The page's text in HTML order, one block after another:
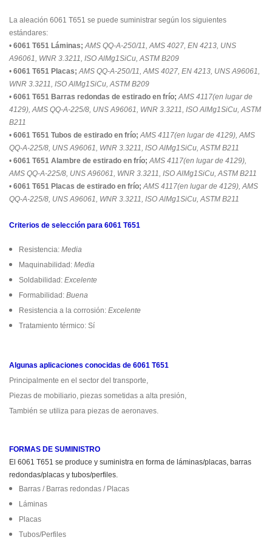
La aleación 6061 T651 se puede suministrar según los siguientes
estándares:
• 6061 T651 Láminas; AMS QQ-A-250/11, AMS 4027, EN 4213, UNS
A96061, WNR 3.3211, ISO AlMg1SiCu, ASTM B209
• 6061 T651 Placas; AMS QQ-A-250/11, AMS 4027, EN 4213, UNS A96061,
WNR 3.3211, ISO AlMg1SiCu, ASTM B209
• 6061 T651 Barras redondas de estirado en frío; AMS 4117(en lugar de
4129), AMS QQ-A-225/8, UNS A96061, WNR 3.3211, ISO AlMg1SiCu, ASTM
B211
• 6061 T651 Tubos de estirado en frío; AMS 4117(en lugar de 4129), AMS
QQ-A-225/8, UNS A96061, WNR 3.3211, ISO AlMg1SiCu, ASTM B211
• 6061 T651 Alambre de estirado en frío; AMS 4117(en lugar de 4129),
AMS QQ-A-225/8, UNS A96061, WNR 3.3211, ISO AlMg1SiCu, ASTM B211
• 6061 T651 Placas de estirado en frío; AMS 4117(en lugar de 4129), AMS
QQ-A-225/8, UNS A96061, WNR 3.3211, ISO AlMg1SiCu, ASTM B211
Criterios de selección para 6061 T651
Resistencia: Media
Maquinabilidad: Media
Soldabilidad: Excelente
Formabilidad: Buena
Resistencia a la corrosión: Excelente
Tratamiento térmico: Sí
Algunas aplicaciones conocidas de 6061 T651
Principalmente en el sector del transporte,
Piezas de mobiliario, piezas sometidas a alta presión,
También se utiliza para piezas de aeronaves.
FORMAS DE SUMINISTRO
El 6061 T651 se produce y suministra en forma de láminas/placas, barras
redondas/placas y tubos/perfiles.
Barras / Barras redondas / Placas
Láminas
Placas
Tubos/Perfiles